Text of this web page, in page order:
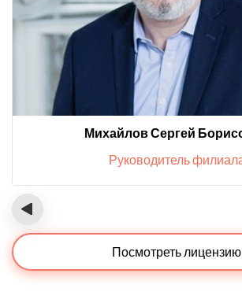
Михайлов Сергей
Руководитель
‹
Посмотреть лицензию